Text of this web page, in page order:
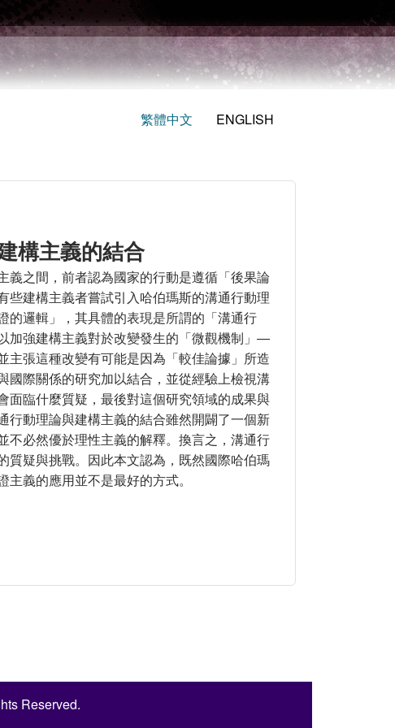
繁體中文 ENGLISH
構主義的結合
義之間，前者認為國家的行動是遵循「後果論
些建構主義者嘗試引入哈伯瑪斯的溝通行動理
邏輯」，其具體的表現是所謂的「溝通行
加強建構主義對於改變發生的「微觀機制」—
張這種改變有可能是因為「較佳論據」所造
國際關係的研究加以結合，並從經驗上檢視溝
面臨什麼質疑，最後對這個研究領域的成果與
行動理論與建構主義的結合雖然開闢了一個新
不必然優於理性主義的解釋。換言之，溝通行
質疑與挑戰。因此本文認為，既然國際哈伯瑪
義的應用並不是最好的方式。
的結合
Reserved.